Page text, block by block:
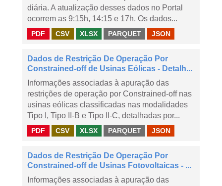
diária. A atualização desses dados no Portal
ocorrem as 9:15h, 14:15 e 17h. Os dados...
PDF CSV XLSX PARQUET JSON
Dados de Restrição De Operação Por
Constrained-off de Usinas Eólicas - Detalh...
Informações associadas à apuração das
restrições de operação por Constrained-off nas
usinas eólicas classificadas nas modalidades
Tipo I, Tipo II-B e Tipo II-C, detalhadas por...
PDF CSV XLSX PARQUET JSON
Dados de Restrição De Operação Por
Constrained-off de Usinas Fotovoltaicas - ...
Informações associadas à apuração das